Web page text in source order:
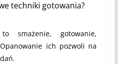
techniki gotowania?
smażenie, gotowanie,
ich pozwoli na